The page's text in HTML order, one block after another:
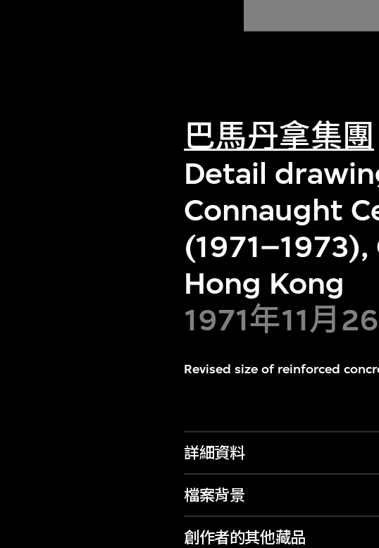
巴馬丹拿集團
Detail
Connaught
Hong Kong
1971年11月
Revised size of reinforced
詳細資料
檔案背景
創作者的其他藏品